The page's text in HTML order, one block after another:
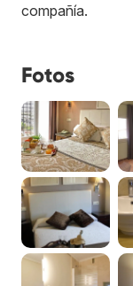
compañía.
Fotos